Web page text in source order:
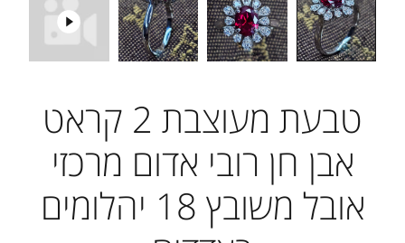
טבעת מעוצבת 2 קראט
אבן חן רובי אדום מרכזי
אובל משובץ 18 יהלומים